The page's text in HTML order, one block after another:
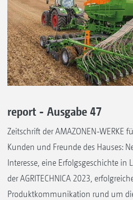
report - Ausgabe 47
Zeitschrift der AMAZONEN-WERKE
Kunden und Freunde des Hauses:
Interesse, eine Erfolgsgeschichte in
der AGRITECHNICA 2023,
Produktkommunikation rund um